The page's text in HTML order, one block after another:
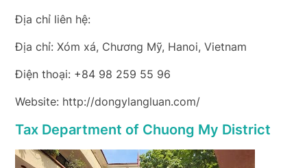
Địa chỉ liên hệ:
Địa chỉ: Xóm xá, Chương Mỹ, Hanoi, Vietnam
Điện thoại: +84 98 259 55 96
Website: http://dongylangluan.com/
Tax Department of Chuong My District